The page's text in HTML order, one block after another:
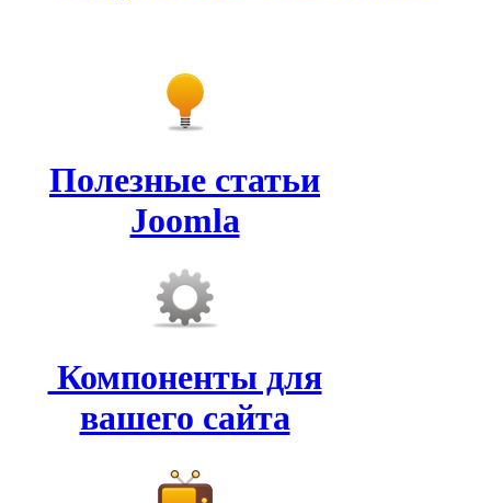
Полезные статьи
Joomla
Компоненты для
вашего сайта